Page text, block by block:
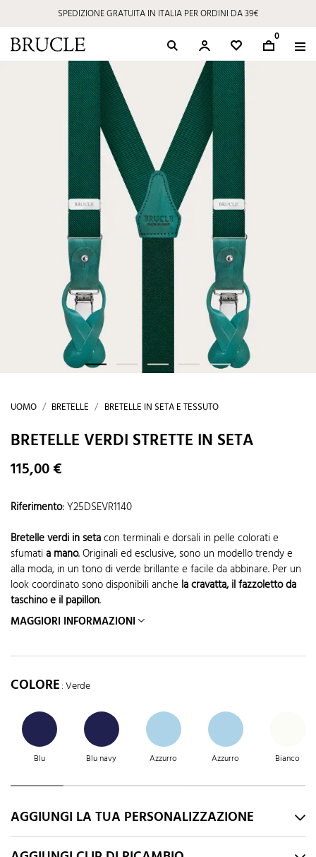
SPEDIZIONE GRATUITA IN ITALIA PER ORDINI DA 39€
0
UOMO BRETELLE BRETELLE IN SETA E TESSUTO
BRETELLE VERDI STRETTE IN SETA
115,00 €
Riferimento:Y25DSEVR1140
Bretelle verdi in setacon terminali e dorsali in pelle colorati e
sfumatia mano. Originali ed esclusive, sono un modello trendy e
alla moda, in un tono di verde brillante e facile da abbinare. Per un
look coordinato sono disponibili anche la cravatta, il fazzoletto da
taschino e il papillon.
MAGGIORI INFORMAZIONI
COLORE: Verde
Blu Blu navy Azzurro Azzurro Bianco
AGGIUNGI LA TUA PERSONALIZZAZIONE